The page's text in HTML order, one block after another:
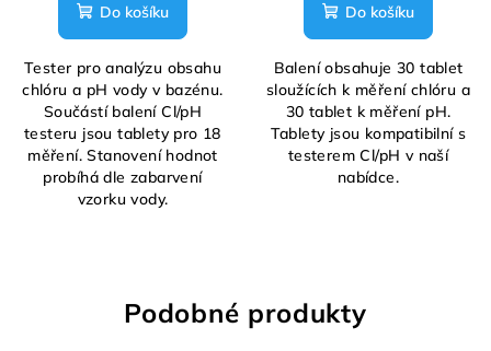
Do košíku
Tester pro analýzu obsahu
chlóru a pH vody v bazénu.
Součástí balení Cl/pH
testeru jsou tablety pro 18
měření. Stanovení hodnot
probíhá dle zabarvení
vzorku vody.
Do košíku
Balení obsahuje 30 tablet
sloužících k měření chlóru a
30 tablet k měření pH.
Tablety jsou kompatibilní s
testerem Cl/pH v naší
nabídce.
Podobné produkty